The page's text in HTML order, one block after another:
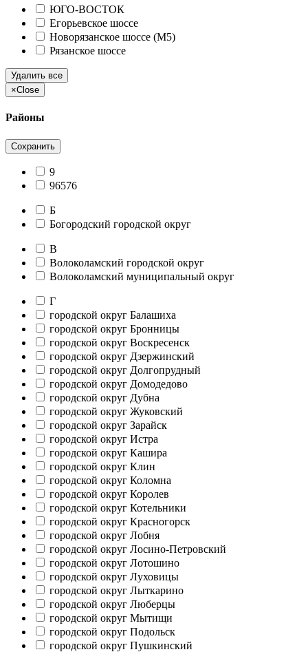
ЮГО-ВОСТОК
Егорьевское шоссе
Новорязанское шоссе (М5)
Рязанское шоссе
Удалить все
×Close
Районы
Сохранить
9
96576
Б
Богородский городской округ
В
Волоколамский городской округ
Волоколамский муниципальный округ
Г
городской округ Балашиха
городской округ Бронницы
городской округ Воскресенск
городской округ Дзержинский
городской округ Долгопрудный
городской округ Домодедово
городской округ Дубна
городской округ Жуковский
городской округ Зарайск
городской округ Истра
городской округ Кашира
городской округ Клин
городской округ Коломна
городской округ Королев
городской округ Котельники
городской округ Красногорск
городской округ Лобня
городской округ Лосино-Петровский
городской округ Лотошино
городской округ Луховицы
городской округ Лыткарино
городской округ Люберцы
городской округ Мытищи
городской округ Подольск
городской округ Пушкинский